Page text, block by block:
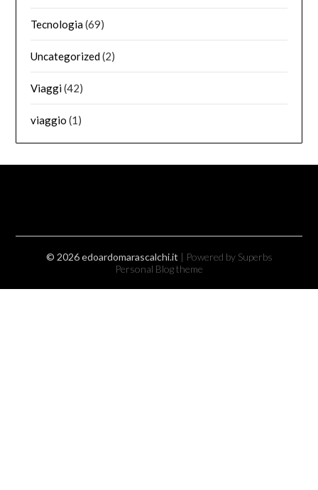
Tecnologia(69)
Uncategorized(2)
Viaggi(42)
viaggio (1)
© 2026 edoardomarascalchi.it | Powered by Superbs
Personal Blog theme